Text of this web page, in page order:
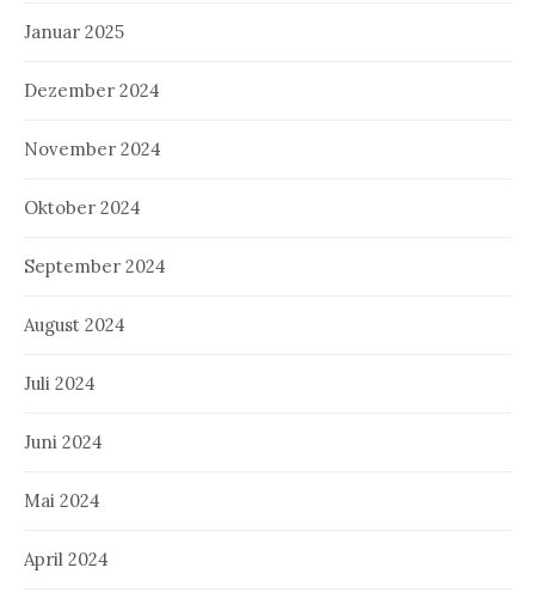
Januar 2025
Dezember 2024
November 2024
Oktober 2024
September 2024
August 2024
Juli 2024
Juni 2024
Mai 2024
April 2024